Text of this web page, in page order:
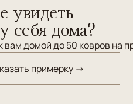
увидеть
себя дома?
вам домой до 50 ковров на
примерку →